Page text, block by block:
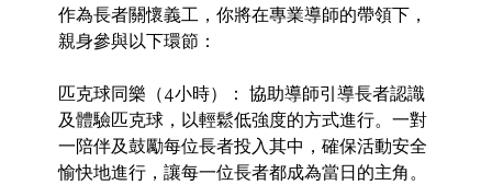
作為長者關懷義工，你將在專業導師的帶領下，
親身參與以下環節：
匹克球同樂（4小時）： 協助導師引導長者認識
及體驗匹克球，以輕鬆低強度的方式進行。一對
一陪伴及鼓勵每位長者投入其中，確保活動安全
愉快地進行，讓每一位長者都成為當日的主角。